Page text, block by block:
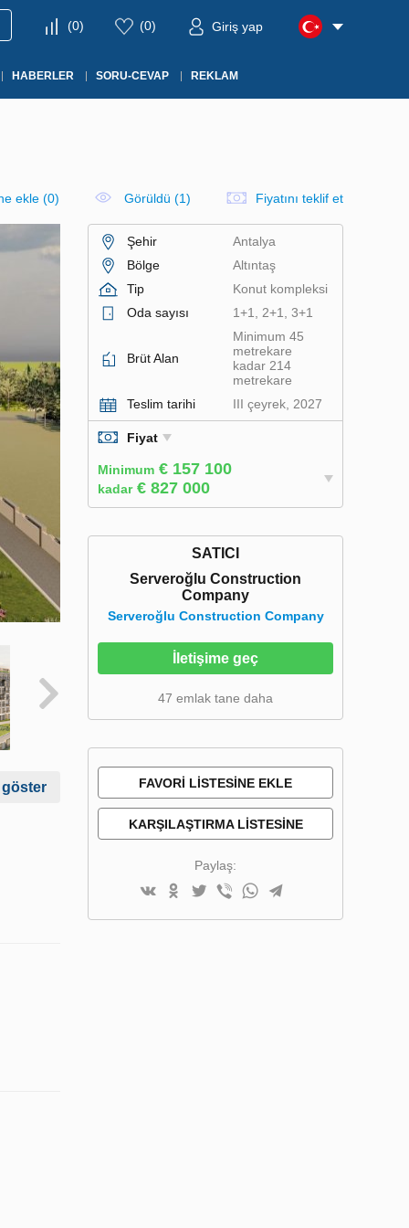
(0) (0) Giriş yap
HABERLER SORU-CEVAP REKLAM
ekle (0) Görüldü (1) Fiyatını teklif et
Şehir
Antalya
Bölge
Altıntaş
Tip
Konut kompleksi
Oda sayısı
1+1, 2+1, 3+1
Brüt Alan
Minimum 45
metrekare
kadar 214
metrekare
Teslim tarihi
III çeyrek, 2027
Fiyat
Minimum € 157 100
kadar€ 827 000
SATICI
Serveroğlu Construction
Company
Serveroğlu Construction Company
İletişime geç
47 emlak tane daha
FAVORI LISTESINE EKLE
KARŞILAŞTIRMA LISTESINE
Paylaş: